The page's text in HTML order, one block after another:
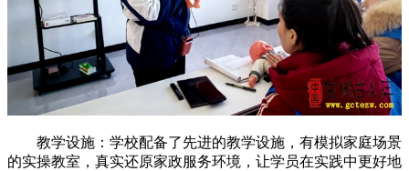
教学设施：学校配备了先进的教学设施，有模拟家庭场景
的实操教室，真实还原家政服务环境，让学员在实践中更好地